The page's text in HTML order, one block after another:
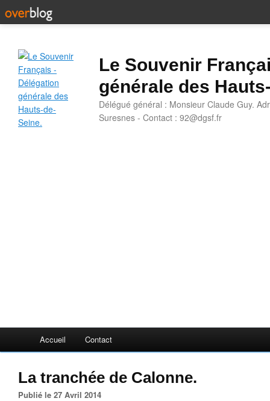
Le Souvenir
générale des
Délégué général : Monsieur Claude Guy.
Suresnes - Contact : 92@dgsf.fr
Accueil Contact
La tranchée de Calonne.
Publié le 27 Avril 2014